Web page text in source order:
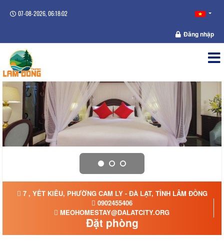
07-08-2026, 06:18:03
Đăng nhập
7 , YẾT KIÊU, PHƯỜNG CAM LY - ĐÀ LẠT, TỈNH LÂM ĐỒNG
0902455406
MEOHOMESTAY@DALATCITY.ORG
Đặt phòng